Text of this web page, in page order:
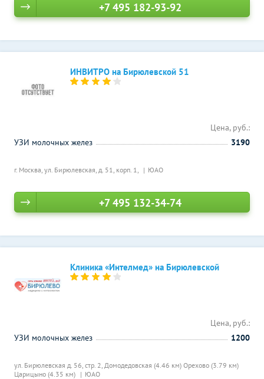
+7 495 182-93-92
ИНВИТРО на Бирюлевской 51
г. Москва, ул. Бирюлевская, д. 51, корп. 1, ЮАО
Цена, руб.:
УЗИ молочных желез
3190
+7 495 132-34-74
Клиника «Интелмед» на Бирюлевской
ул. Бирюлевская д. 56, стр. 2, Домодедовская (4.46 км) Орехово (3.79 км)
Царицыно (4.35 км)
ЮАО
Цена, руб.:
УЗИ молочных желез
1200